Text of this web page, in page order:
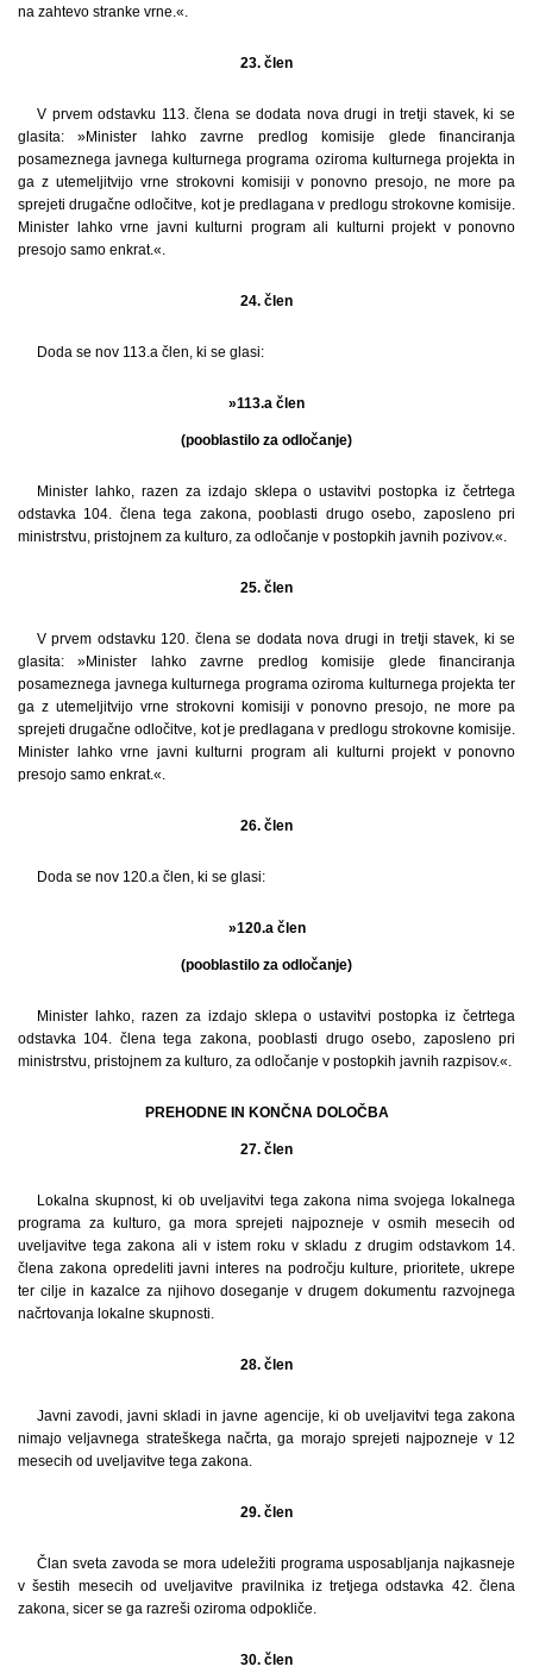
na zahtevo stranke vrne.«.
23. člen
V prvem odstavku 113. člena se dodata nova drugi in tretji stavek, ki se
glasita: »Minister lahko zavrne predlog komisije glede financiranja
posameznega javnega kulturnega programa oziroma kulturnega projekta in
ga z utemeljitvijo vrne strokovni komisiji v ponovno presojo, ne more pa
sprejeti drugačne odločitve, kot je predlagana v predlogu strokovne komisije.
Minister lahko vrne javni kulturni program ali kulturni projekt v ponovno
presojo samo enkrat.«.
24. člen
Doda se nov 113.a člen, ki se glasi:
»113.a člen
(pooblastilo za odločanje)
Minister lahko, razen za izdajo sklepa o ustavitvi postopka iz četrtega
odstavka 104. člena tega zakona, pooblasti drugo osebo, zaposleno pri
ministrstvu, pristojnem za kulturo, za odločanje v postopkih javnih pozivov.«.
25. člen
V prvem odstavku 120. člena se dodata nova drugi in tretji stavek, ki se
glasita: »Minister lahko zavrne predlog komisije glede financiranja
posameznega javnega kulturnega programa oziroma kulturnega projekta ter
ga z utemeljitvijo vrne strokovni komisiji v ponovno presojo, ne more pa
sprejeti drugačne odločitve, kot je predlagana v predlogu strokovne komisije.
Minister lahko vrne javni kulturni program ali kulturni projekt v ponovno
presojo samo enkrat.«.
26. člen
Doda se nov 120.a člen, ki se glasi:
»120.a člen
(pooblastilo za odločanje)
Minister lahko, razen za izdajo sklepa o ustavitvi postopka iz četrtega
odstavka 104. člena tega zakona, pooblasti drugo osebo, zaposleno pri
ministrstvu, pristojnem za kulturo, za odločanje v postopkih javnih razpisov.«.
PREHODNE IN KONČNA DOLOČBA
27. člen
Lokalna skupnost, ki ob uveljavitvi tega zakona nima svojega lokalnega
programa za kulturo, ga mora sprejeti najpozneje v osmih mesecih od
uveljavitve tega zakona ali v istem roku v skladu z drugim odstavkom 14.
člena zakona opredeliti javni interes na področju kulture, prioritete, ukrepe
ter cilje in kazalce za njihovo doseganje v drugem dokumentu razvojnega
načrtovanja lokalne skupnosti.
28. člen
Javni zavodi, javni skladi in javne agencije, ki ob uveljavitvi tega zakona
nimajo veljavnega strateškega načrta, ga morajo sprejeti najpozneje v 12
mesecih od uveljavitve tega zakona.
29. člen
Član sveta zavoda se mora udeležiti programa usposabljanja najkasneje
v šestih mesecih od uveljavitve pravilnika iz tretjega odstavka 42. člena
zakona, sicer se ga razreši oziroma odpokliče.
30. člen